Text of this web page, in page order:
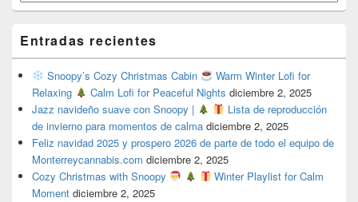
Entradas recientes
Snoopy’s Cozy Christmas Cabin
Warm Winter Lofi for
Relaxing
Calm Lofi for Peaceful Nights diciembre 2, 2025
Jazz navideño suave con Snoopy |
Lista de reproducción
de invierno para momentos de calma diciembre 2, 2025
Feliz navidad 2025 y prospero 2026 de parte de todo el equipo de
Monterreycannabis.com diciembre 2, 2025
Cozy Christmas with Snoopy
Winter Playlist for Calm
Moment diciembre 2, 2025